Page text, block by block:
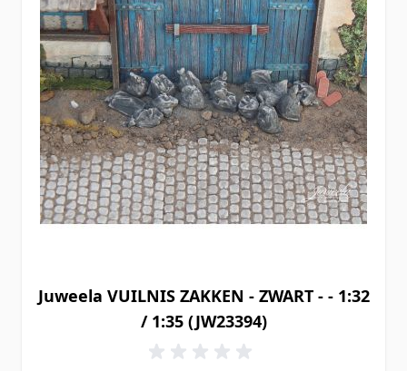
Juweela VUILNIS ZAKKEN - ZWART - - 1:32
/ 1:35 (JW23394)